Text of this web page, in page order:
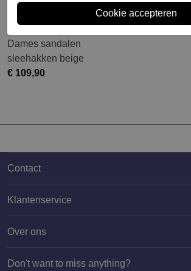
Kanna
Dames sandalen
sleehakken beige
€ 109,90
Contact
020 659 3444
Klantenservice
Over ons
Don't want to miss anything?